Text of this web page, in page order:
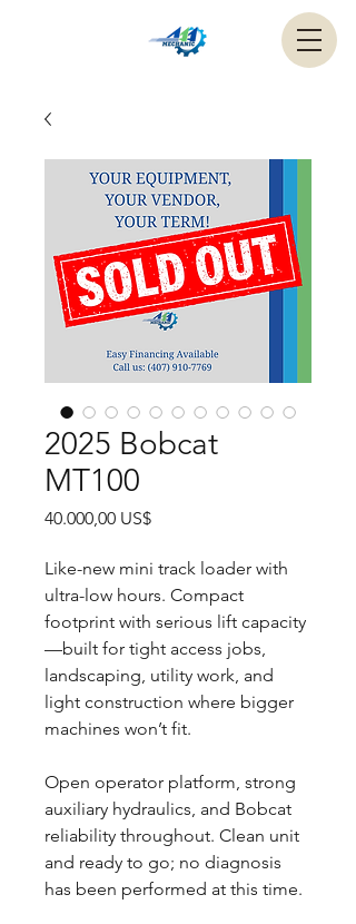
2025 Bobcat
MT100
40.000,00 US$Precio
Like-new mini track loader with
ultra-low hours. Compact
footprint with serious lift capacity
—built for tight access jobs,
landscaping, utility work, and
light construction where bigger
machines won’t fit.
Open operator platform, strong
auxiliary hydraulics, and Bobcat
reliability throughout. Clean unit
and ready to go; no diagnosis
has been performed at this time.